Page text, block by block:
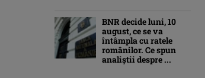
BNR decide luni, 10
august, ce se va
întâmpla cu ratele
românilor. Ce spun
analiștii despre ...